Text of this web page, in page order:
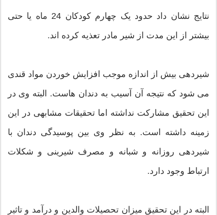
نتایج نشان داد حدود یک چهارم کودکان 24 ماه یا حتی
بیشتر از این مدت از شیر مادر تعذیه کرده اند.
شیردهی بیش از اندازه موجب افزایش خوردن مواد قندی
می شود که نتیجه آن آسیب به دندان هاست. البته وی در
این تحقیق مشارکت نداشته اما تحقیقات مشابهی در این
زمینه داشته است. به نظر وی بین پوسیدگی دندان با
شیردهی روزانه و شبانه و مصرف شیرینی و شکلات
ارتباط وجود دارد.
البته در این تحقیق میزان تحصیلات والدین و درآمد و تاثیر